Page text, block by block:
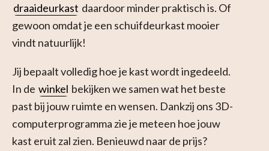
draaideurkast daardoor minder praktisch is. Of
gewoon omdat je een schuifdeurkast mooier
vindt natuurlijk!
Jij bepaalt volledig hoe je kast wordt ingedeeld.
In de winkel bekijken we samen wat het beste
past bij jouw ruimte en wensen. Dankzij ons 3D-
computerprogramma zie je meteen hoe jouw
kast eruit zal zien. Benieuwd naar de prijs?